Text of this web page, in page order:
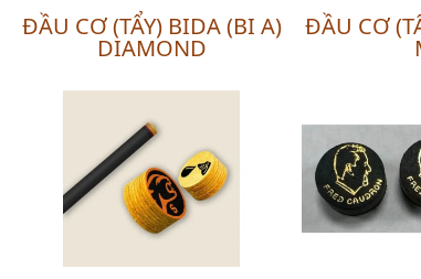
ĐẦU CƠ (TẨY) BIDA (BI A)
DIAMOND
ĐẦU CƠ